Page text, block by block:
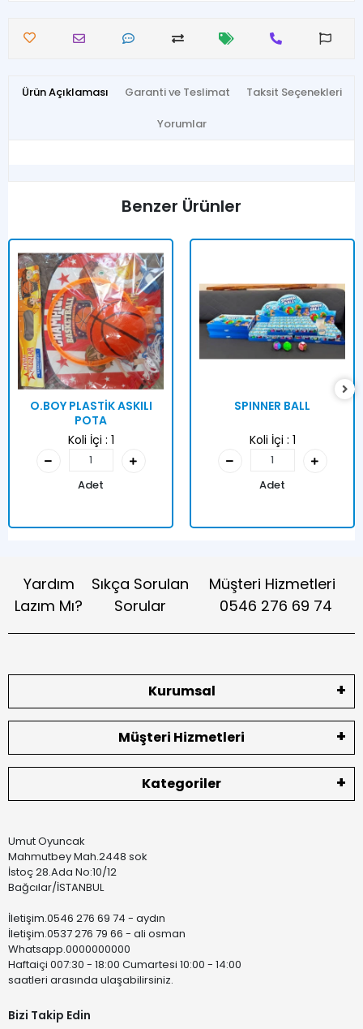
Ürün Açıklaması Garanti ve Teslimat Taksit Seçenekleri
Yorumlar
Benzer Ürünler
O.BOY PLASTİK ASKILI
POTA
Koli İçi : 1
Adet
SPINNER BALL
Koli İçi : 1
Adet
Yardım
Lazım Mı?
Sıkça Sorulan
Sorular
Müşteri Hizmetleri
0546 276 69 74
Kurumsal
Müşteri Hizmetleri
Kategoriler
Umut Oyuncak
Mahmutbey Mah.2448 sok
İstoç 28.Ada No:10/12
Bağcılar/İSTANBUL
İletişim.0546 276 69 74 - aydın
İletişim.0537 276 79 66 - ali osman
Whatsapp.0000000000
Haftaiçi 007:30 - 18:00 Cumartesi 10:00 - 14:00
saatleri arasında ulaşabilirsiniz.
Bizi Takip Edin